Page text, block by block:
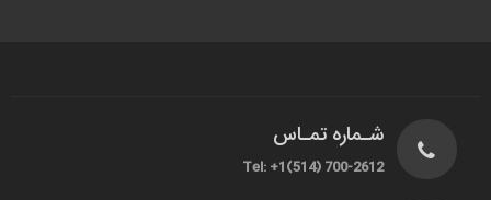
شـماره تمـاس
Tel: +1(514) 700-2612